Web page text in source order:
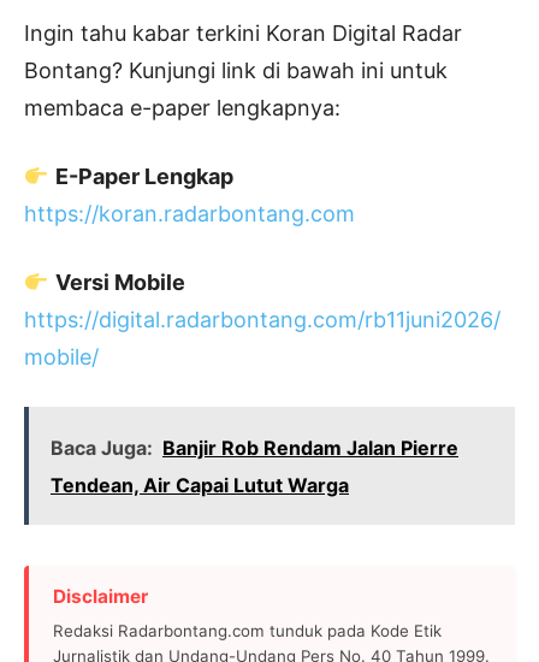
Ingin tahu kabar terkini Koran Digital Radar
Bontang? Kunjungi link di bawah ini untuk
membaca e-paper lengkapnya:
E-Paper Lengkap
https://koran.radarbontang.com
Versi Mobile
https://digital.radarbontang.com/rb11juni2026/
mobile/
Baca Juga: Banjir Rob Rendam Jalan Pierre
Tendean, Air Capai Lutut Warga
Disclaimer
Redaksi Radarbontang.com tunduk pada Kode Etik
Jurnalistik dan Undang-Undang Pers No. 40 Tahun 1999.